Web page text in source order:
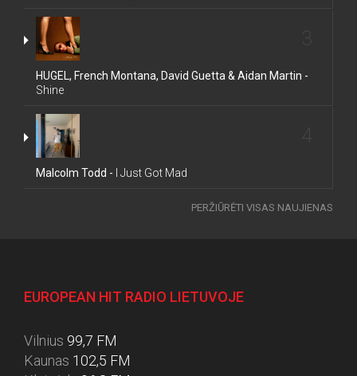
HUGEL, French Montana, David Guetta & Aidan Martin -
Shine
Malcolm Todd - I Just Got Mad
PERŽIŪRĖTI VISAS NAUJIENAS
EUROPEAN HIT RADIO LIETUVOJE
Vilnius 99,7 FM
Kaunas 102,5 FM